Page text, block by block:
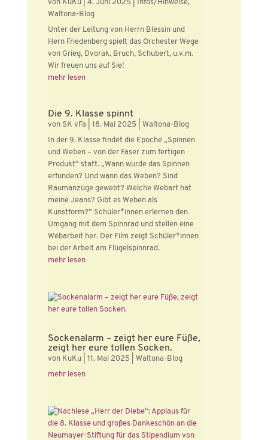
von KuKu 4. Juni 2025 Infos/Hinweise,
Waltona-Blog
Unter der Leitung von Herrn Blessin und
Hern Friedenberg spielt das Orchester Wege
von Grieg, Dvorak, Bruch, Schubert, u.v.m.
Wir freuen uns auf Sie!
mehr lesen
Die 9. Klasse spinnt
von SK vFa 18. Mai 2025
Waltona-Blog
In der 9. Klasse findet die Epoche „Spinnen
und Weben – von der Faser zum fertigen
Produkt“ statt. „Wann wurde das Spinnen
erfunden? Und wann das Weben? Sind
Raumanzüge gewebt? Welche Webart hat
meine Jeans? Gibt es Weben als
Kunstform?“ Schüler*innen erlernen den
Umgang mit dem Spinnrad und stellen eine
Webarbeit her. Der Film zeigt Schüler*innen
bei der Arbeit am Flügelspinnrad.
mehr lesen
Sockenalarm – zeigt her eure Füße,
zeigt her eure tollen Socken.
von KuKu| 11. Mai 2025
Waltona-Blog
mehr lesen